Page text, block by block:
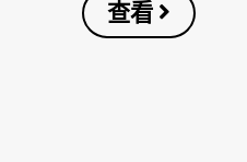
查看